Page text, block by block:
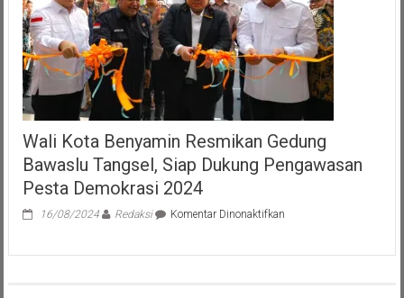
Wali Kota Benyamin Resmikan Gedung
Bawaslu Tangsel, Siap Dukung Pengawasan
Pesta Demokrasi 2024
16/08/2024 Redaksi Komentar Dinonaktifkanpada